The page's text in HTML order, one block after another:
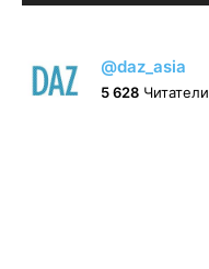
@daz_asia
5 628 Читатели